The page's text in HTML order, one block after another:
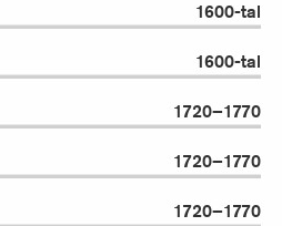
1600-tal
1600-tal
1720–1770
1720–1770
1720–1770